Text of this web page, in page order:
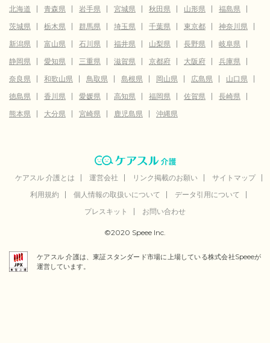
北海道 青森県 岩手県 宮城県 秋田県 山形県
福島県
茨城県
栃木県 群馬県 埼玉県 千葉県 東京都
神奈川県
新潟県
富山県 石川県 福井県 山梨県 長野県
岐阜県
静岡県
愛知県 三重県 滋賀県 京都府 大阪府
兵庫県
奈良県
和歌山県 鳥取県 島根県 岡山県 広島県
山口県
徳島県
香川県 愛媛県 高知県 福岡県 佐賀県
長崎県
熊本県
大分県 宮崎県 鹿児島県 沖縄県
ケアスル 介護とは 運営会社 リンク掲載のお願い
サイトマップ
利用規約
個人情報の取扱いについて
データ引用について
プレスキット
お問い合わせ
©2020 Speee Inc.
ケアスル 介護は、東証スタンダード市場に上場している株式会社Speeeが
運営しています。